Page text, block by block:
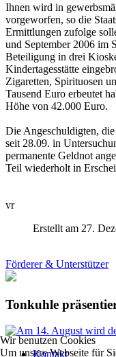
Ihnen wird in
vorgeworfen, so die
Ermittlungen zufolge
und September 2006 im
Beteiligung in drei
Kindertagesstätte
Zigaretten, Spirituosen
Tausend Euro erbeutet
Höhe von 42.000 Euro.
Die Angeschuldigten,
seit 28.09. in
permanente Geldnot
Teil wiederholt in
vr
Erstellt am 27.
Förderer & Unterstützer
Tonkuhle
Kontakt
Wir benutzen Cookies
Um unsere Webseite für